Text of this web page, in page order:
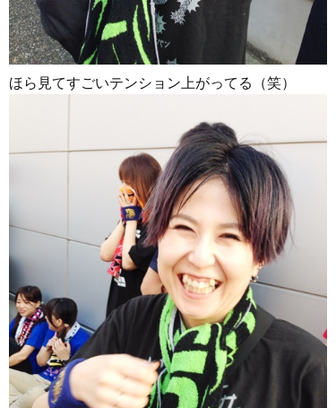
ほら見てすごいテンション上がってる（笑）